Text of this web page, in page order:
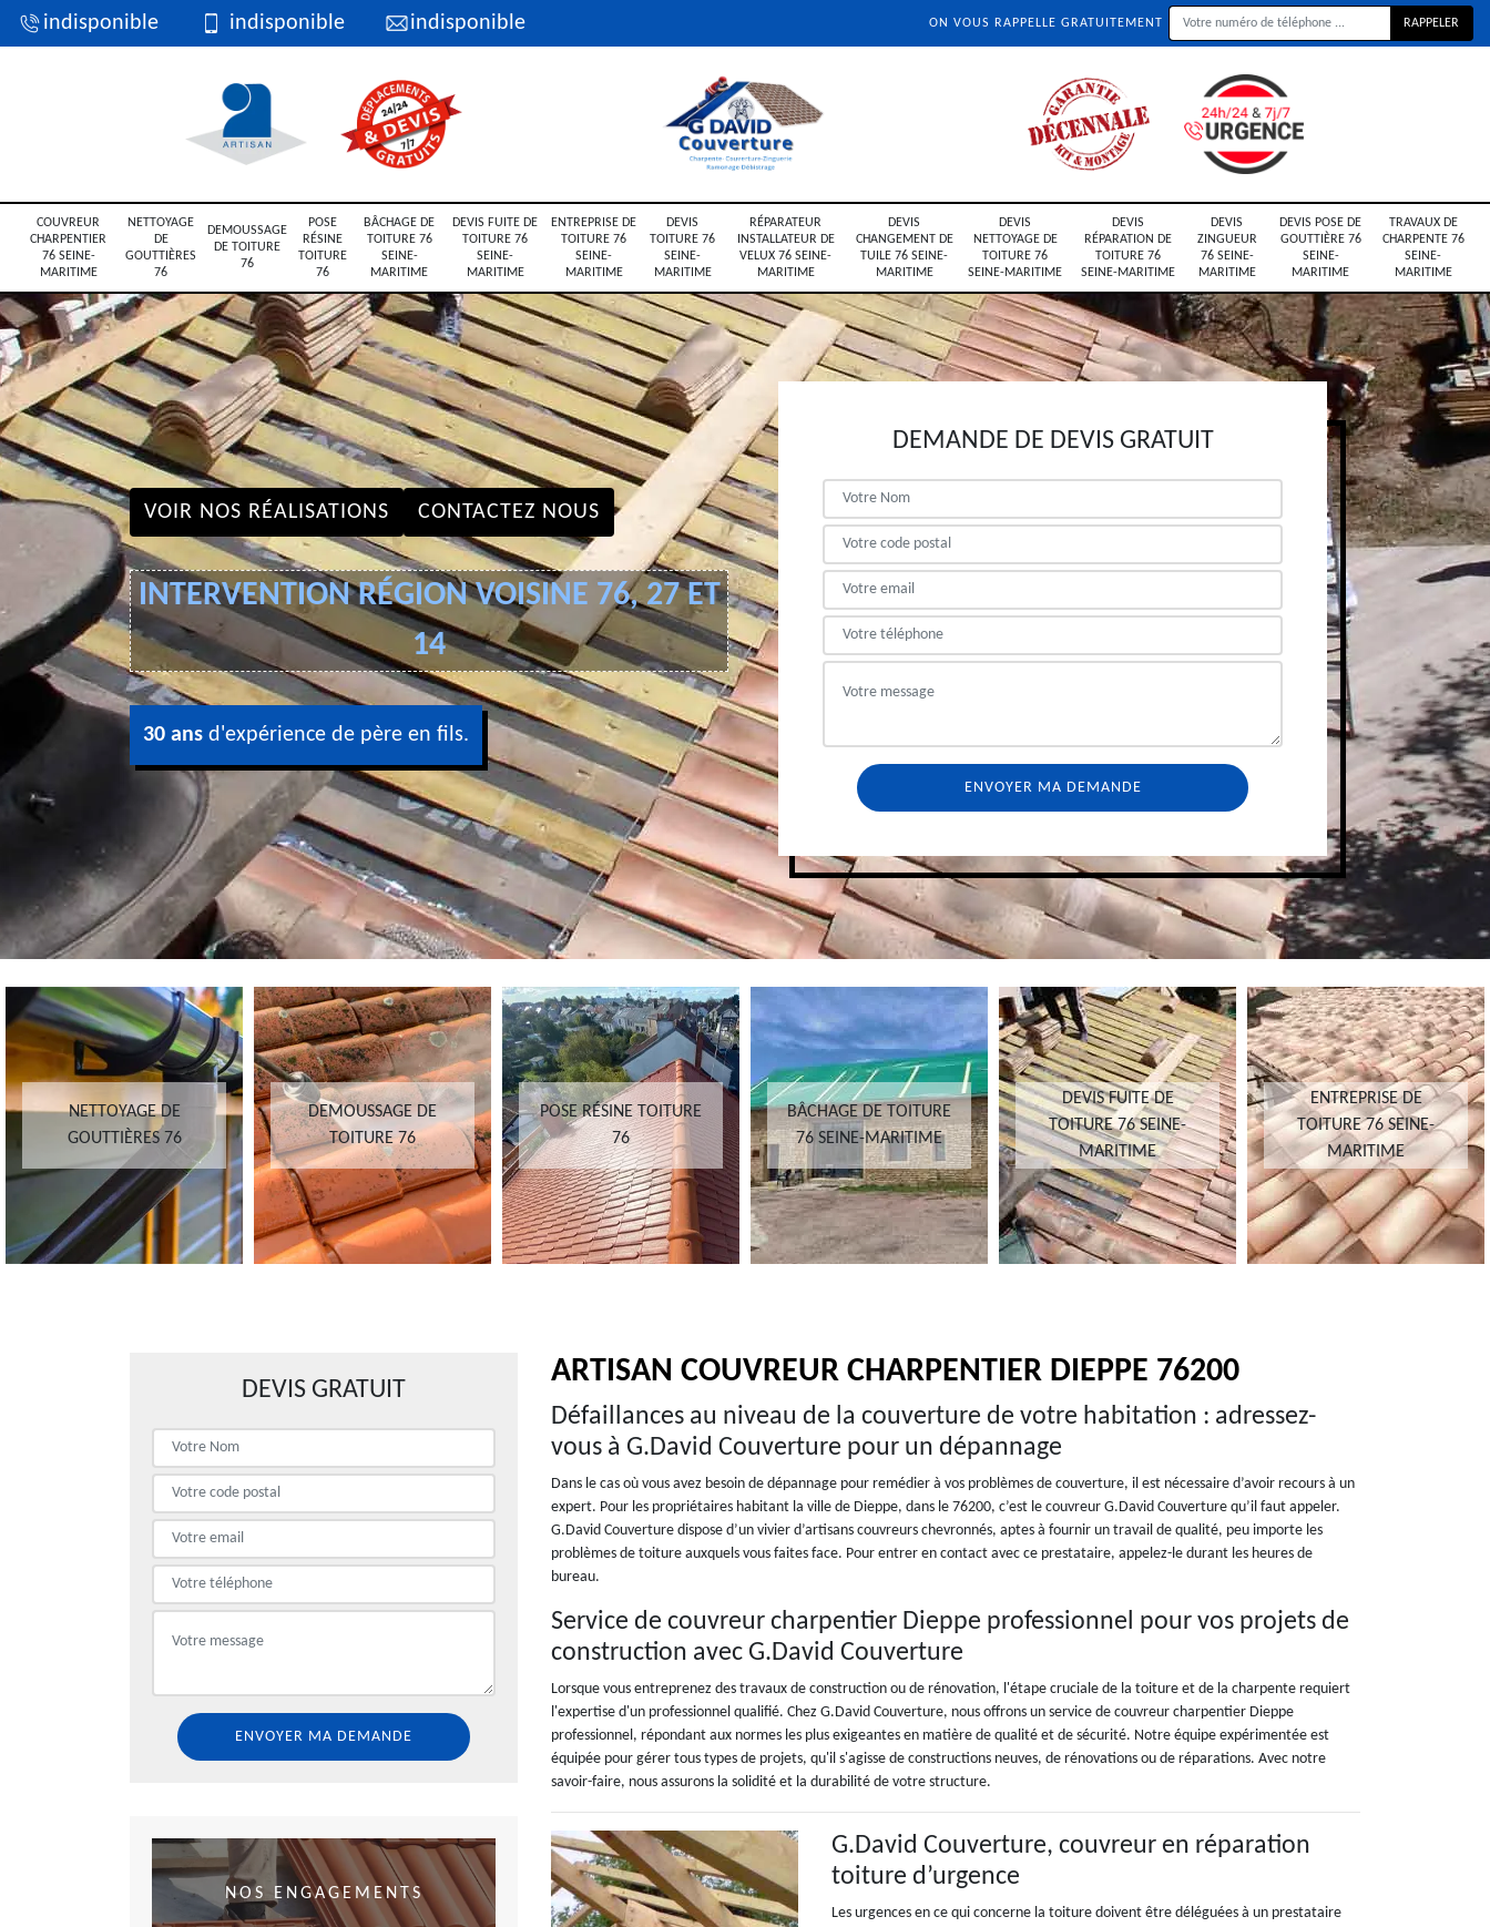
indisponible indisponible indisponible ON VOUS RAPPELLE GRATUITEMENT
COUVREUR
CHARPENTIER
76 SEINE-
MARITIME
NETTOYAGE
DE
GOUTTIÈRES
76
DEMOUSSAGE
DE TOITURE
76
POSE
RÉSINE
TOITURE
76
BÂCHAGE DE
TOITURE 76
SEINE-
MARITIME
DEVIS FUITE DE
TOITURE 76
SEINE-
MARITIME
ENTREPRISE DE
TOITURE 76
SEINE-
MARITIME
DEVIS
TOITURE 76
SEINE-
MARITIME
RÉPARATEUR
INSTALLATEUR DE
VELUX 76 SEINE-
MARITIME
DEVIS
CHANGEMENT DE
TUILE 76 SEINE-
MARITIME
DEVIS
NETTOYAGE DE
TOITURE 76
SEINE-MARITIME
DEVIS
RÉPARATION DE
TOITURE 76
SEINE-MARITIME
DEVIS
ZINGUEUR
76 SEINE-
MARITIME
DEVIS POSE DE
GOUTTIÈRE 76
SEINE-
MARITIME
TRAVAUX DE
CHARPENTE 76
SEINE-
MARITIME
VOIR NOS RÉALISATIONS CONTACTEZ NOUS
INTERVENTION RÉGION VOISINE 76, 27 ET
14
30 ans d'expérience de père en fils.
DEMANDE DE DEVIS GRATUIT
NETTOYAGE DE
GOUTTIÈRES 76
DEMOUSSAGE DE
TOITURE 76
POSE RÉSINE TOITURE
76
BÂCHAGE DE TOITURE
76 SEINE-MARITIME
DEVIS FUITE DE
TOITURE 76 SEINE-
MARITIME
ENTREPRISE DE
TOITURE 76 SEINE-
MARITIME
DEVIS GRATUIT
NOS ENGAGEMENTS
ARTISAN COUVREUR CHARPENTIER DIEPPE 76200
Défaillances au niveau de la couverture de votre habitation : adressez-
vous à G.David Couverture pour un dépannage
Dans le cas où vous avez besoin de dépannage pour remédier à vos problèmes de couverture, il est nécessaire d’avoir recours à un
expert. Pour les propriétaires habitant la ville de Dieppe, dans le 76200, c’est le couvreur G.David Couverture qu’il faut appeler.
G.David Couverture dispose d’un vivier d’artisans couvreurs chevronnés, aptes à fournir un travail de qualité, peu importe les
problèmes de toiture auxquels vous faites face. Pour entrer en contact avec ce prestataire, appelez-le durant les heures de
bureau.
Service de couvreur charpentier Dieppe professionnel pour vos projets de
construction avec G.David Couverture
Lorsque vous entreprenez des travaux de construction ou de rénovation, l'étape cruciale de la toiture et de la charpente requiert
l'expertise d'un professionnel qualifié. Chez G.David Couverture, nous offrons un service de couvreur charpentier Dieppe
professionnel, répondant aux normes les plus exigeantes en matière de qualité et de sécurité. Notre équipe expérimentée est
équipée pour gérer tous types de projets, qu'il s'agisse de constructions neuves, de rénovations ou de réparations. Avec notre
savoir-faire, nous assurons la solidité et la durabilité de votre structure.
G.David Couverture, couvreur en réparation
toiture d’urgence
Les urgences en ce qui concerne la toiture doivent être déléguées à un prestataire